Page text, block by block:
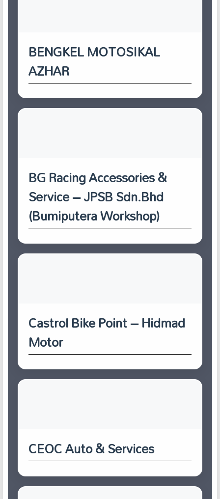
BENGKEL MOTOSIKAL
AZHAR
BG Racing Accessories &
Service – JPSB Sdn.Bhd
(Bumiputera Workshop)
Castrol Bike Point – Hidmad
Motor
CEOC Auto & Services